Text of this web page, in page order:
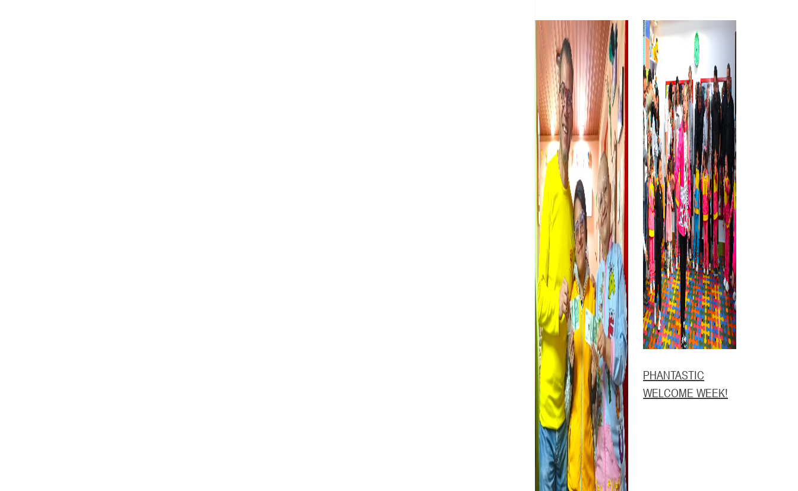
PHANTASTIC
WELCOME WEEK!